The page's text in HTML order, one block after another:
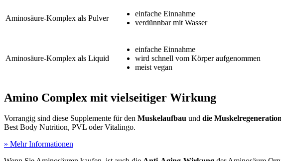
Aminosäure-Komplex als Pulver
einfache Einnahme
verdünnbar mit Wasser
Aminosäure-Komplex als Liquid
einfache Einnahme
wird schnell vom Körper aufgenommen
meist vegan
Amino Complex mit vielseitiger Wirkung
Vorrangig sind diese Supplemente für den Muskelaufbau und die
Best Body Nutrition, PVL oder Vitalingo.
» Mehr Informationen